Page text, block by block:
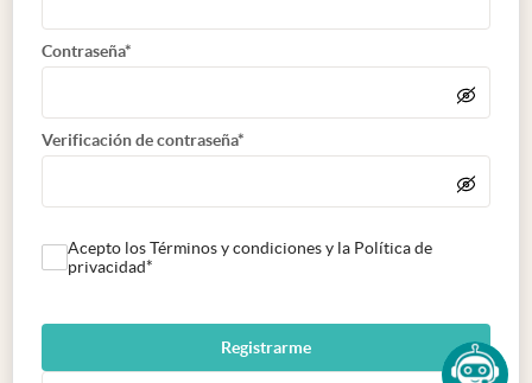
Contraseña*
Verificación de contraseña*
Acepto los Términos y condiciones y la Política de
privacidad*
Registrarme